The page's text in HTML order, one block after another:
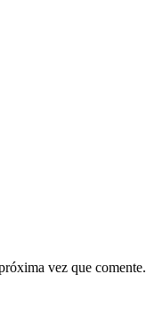
vez que comente.